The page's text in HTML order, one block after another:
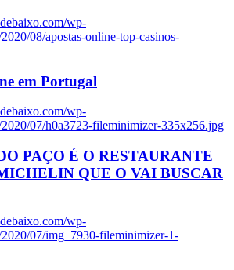
wp-
08/apostas-online-top-casinos-
em Portugal
wp-
07/h0a3723-fileminimizer-335x256.jpg
PAÇO É O RESTAURANTE
QUE O VAI BUSCAR
wp-
2020/07/img_7930-fileminimizer-1-